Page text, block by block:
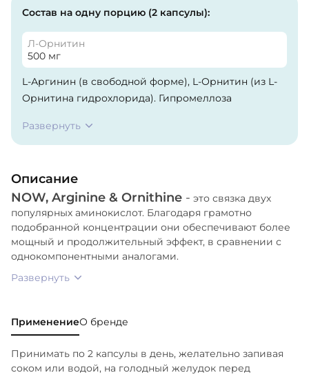
Состав на одну порцию (2 капсулы):
Л-Орнитин
500 мг
L-Аргинин (в свободной форме), L-Орнитин (из L-
Орнитина гидрохлорида). Гипромеллоза
(растительного происхождения).
Развернуть
Описание
NOW, Arginine & Ornithine - это связка двух
популярных аминокислот. Благодаря грамотно
подобранной концентрации они обеспечивают более
мощный и продолжительный эффект, в сравнении с
однокомпонентными аналогами.
Развернуть
ПрименениеО бренде
Принимать по 2 капсулы в день, желательно запивая
соком или водой, на голодный желудок перед